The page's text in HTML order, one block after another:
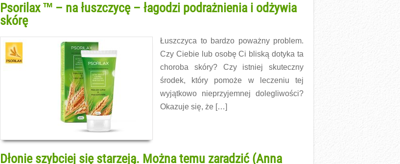
Psorilax ™ – na łuszczycę – łagodzi podrażnienia i odżywia
skórę
Łuszczyca to bardzo poważny problem.
Czy Ciebie lub osobę Ci bliską dotyka ta
choroba skóry? Czy istniej skuteczny
środek, który pomoże w leczeniu tej
wyjątkowo nieprzyjemnej dolegliwości?
Okazuje się, że […]
Dłonie szybciej się starzeją. Można temu zaradzić (Anna